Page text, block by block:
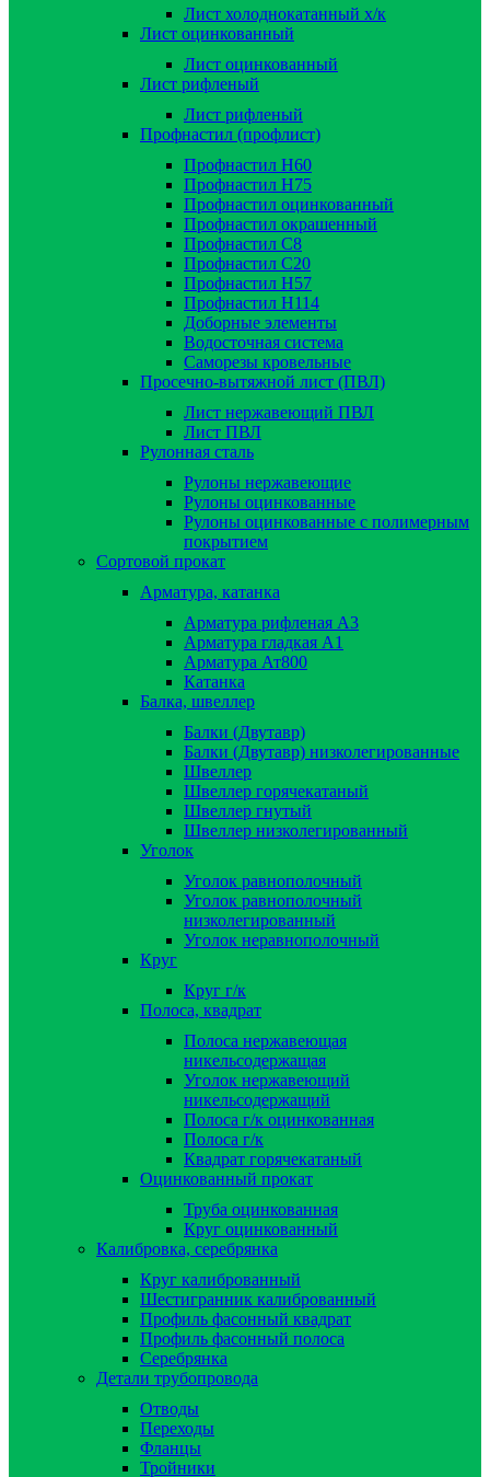
Лист холоднокатанный х/к
Лист оцинкованный
Лист оцинкованный
Лист рифленый
Лист рифленый
Профнастил (профлист)
Профнастил Н60
Профнастил Н75
Профнастил оцинкованный
Профнастил окрашенный
Профнастил С8
Профнастил С20
Профнастил Н57
Профнастил Н114
Доборные элементы
Водосточная система
Саморезы кровельные
Просечно-вытяжной лист (ПВЛ)
Лист нержавеющий ПВЛ
Лист ПВЛ
Рулонная сталь
Рулоны нержавеющие
Рулоны оцинкованные
Рулоны оцинкованные с полимерным
покрытием
Сортовой прокат
Арматура, катанка
Арматура рифленая А3
Арматура гладкая А1
Арматура Ат800
Катанка
Балка, швеллер
Балки (Двутавр)
Балки (Двутавр) низколегированные
Швеллер
Швеллер горячекатаный
Швеллер гнутый
Швеллер низколегированный
Уголок
Уголок равнополочный
Уголок равнополочный
низколегированный
Уголок неравнополочный
Круг
Круг г/к
Полоса, квадрат
Полоса нержавеющая
никельсодержащая
Уголок нержавеющий
никельсодержащий
Полоса г/к оцинкованная
Полоса г/к
Квадрат горячекатаный
Оцинкованный прокат
Труба оцинкованная
Круг оцинкованный
Калибровка, серебрянка
Круг калиброванный
Шестигранник калиброванный
Профиль фасонный квадрат
Профиль фасонный полоса
Серебрянка
Детали трубопровода
Отводы
Переходы
Фланцы
Тройники